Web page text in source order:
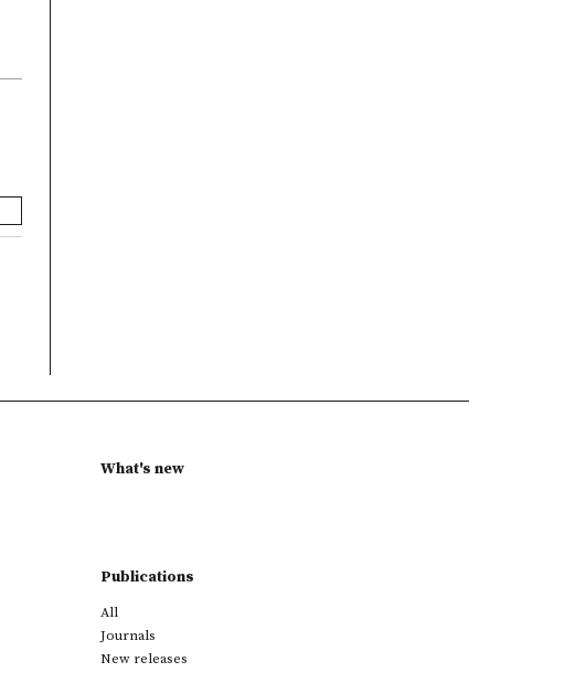
What's new
Publications
All
Journals
New releases